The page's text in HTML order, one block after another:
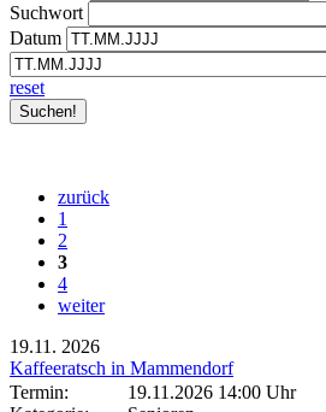
Suchwort
Datum
reset
zurück
1
2
3
4
weiter
19.11. 2026
Kaffeeratsch in Mammendorf
Termin:
19.11.2026 14:00 Uhr